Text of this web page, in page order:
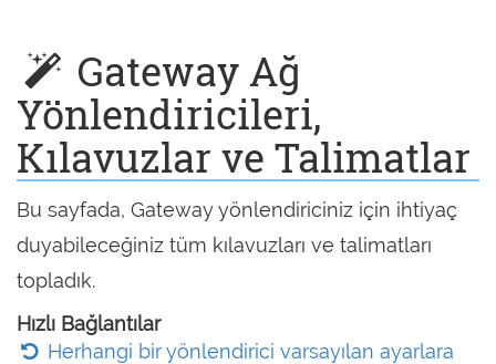
Gateway Ağ
Yönlendiricileri,
Kılavuzlar ve Talimatlar
Bu sayfada, Gateway yönlendiriciniz için ihtiyaç
duyabileceğiniz tüm kılavuzları ve talimatları
topladık.
Hızlı Bağlantılar
Herhangi bir yönlendirici varsayılan ayarlara